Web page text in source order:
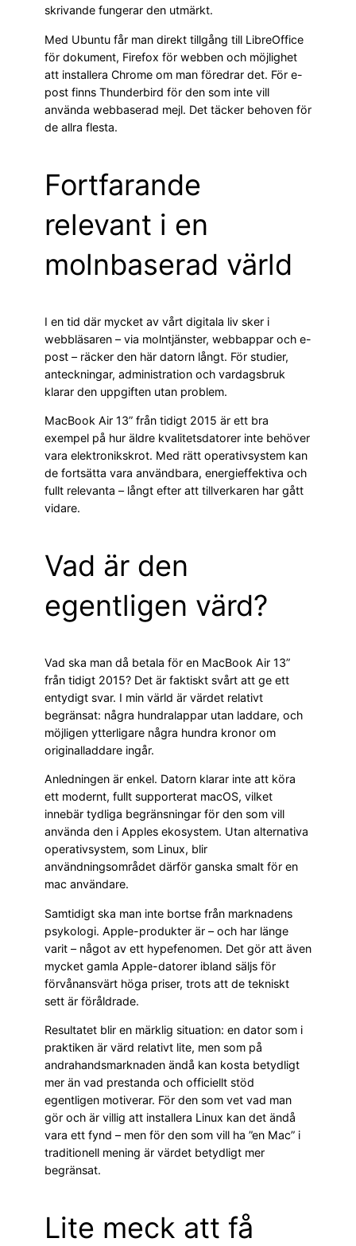
skrivande fungerar den utmärkt.
Med Ubuntu får man direkt tillgång till LibreOffice
för dokument, Firefox för webben och möjlighet
att installera Chrome om man föredrar det. För e-
post finns Thunderbird för den som inte vill
använda webbaserad mejl. Det täcker behoven för
de allra flesta.
Fortfarande
relevant i en
molnbaserad värld
I en tid där mycket av vårt digitala liv sker i
webbläsaren – via molntjänster, webbappar och e-
post – räcker den här datorn långt. För studier,
anteckningar, administration och vardagsbruk
klarar den uppgiften utan problem.
MacBook Air 13” från tidigt 2015 är ett bra
exempel på hur äldre kvalitetsdatorer inte behöver
vara elektronikskrot. Med rätt operativsystem kan
de fortsätta vara användbara, energieffektiva och
fullt relevanta – långt efter att tillverkaren har gått
vidare.
Vad är den
egentligen värd?
Vad ska man då betala för en MacBook Air 13”
från tidigt 2015? Det är faktiskt svårt att ge ett
entydigt svar. I min värld är värdet relativt
begränsat: några hundralappar utan laddare, och
möjligen ytterligare några hundra kronor om
originalladdare ingår.
Anledningen är enkel. Datorn klarar inte att köra
ett modernt, fullt supporterat macOS, vilket
innebär tydliga begränsningar för den som vill
använda den i Apples ekosystem. Utan alternativa
operativsystem, som Linux, blir
användningsområdet därför ganska smalt för en
mac användare.
Samtidigt ska man inte bortse från marknadens
psykologi. Apple-produkter är – och har länge
varit – något av ett hypefenomen. Det gör att även
mycket gamla Apple-datorer ibland säljs för
förvånansvärt höga priser, trots att de tekniskt
sett är föråldrade.
Resultatet blir en märklig situation: en dator som i
praktiken är värd relativt lite, men som på
andrahandsmarknaden ändå kan kosta betydligt
mer än vad prestanda och officiellt stöd
egentligen motiverar. För den som vet vad man
gör och är villig att installera Linux kan det ändå
vara ett fynd – men för den som vill ha ”en Mac” i
traditionell mening är värdet betydligt mer
begränsat.
Lite meck att få